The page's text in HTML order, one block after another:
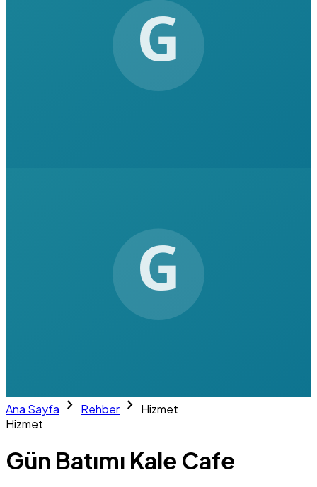
Ana Sayfa chevron_right Rehber chevron_right Hizmet
Hizmet
Gün Batımı Kale Cafe